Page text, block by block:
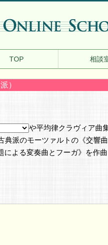
TOP 相談
）
や平均律クラヴィア曲
典派のモーツァルトの《交響
による変奏曲とフーガ》を作曲